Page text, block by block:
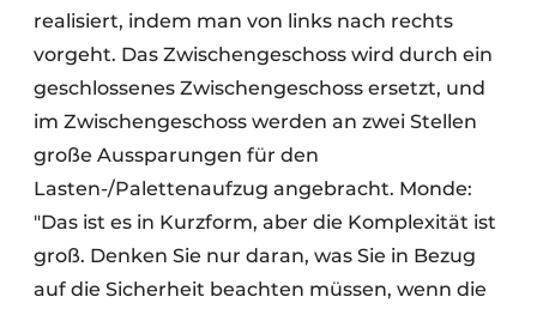
realisiert, indem man von links nach rechts
vorgeht. Das Zwischengeschoss wird durch ein
geschlossenes Zwischengeschoss ersetzt, und
im Zwischengeschoss werden an zwei Stellen
große Aussparungen für den
Lasten-/Palettenaufzug angebracht. Monde:
"Das ist es in Kurzform, aber die Komplexität ist
groß. Denken Sie nur daran, was Sie in Bezug
auf die Sicherheit beachten müssen, wenn die